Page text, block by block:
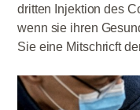
dritten Injektion des
wenn sie ihren
Sie eine Mitschricft